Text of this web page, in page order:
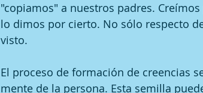
"copiamos" a nuestros padres.
lo dimos por cierto. No sólo respecto
visto.
El proceso de formación de creencias
mente de la persona. Esta semilla